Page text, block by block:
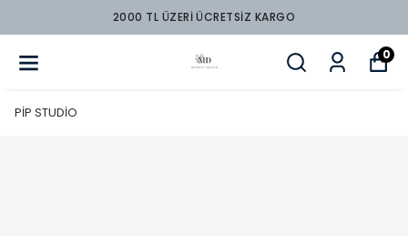
2000 TL ÜZERİ ÜCRETSİZ KARGO
0
PİP STUDİO